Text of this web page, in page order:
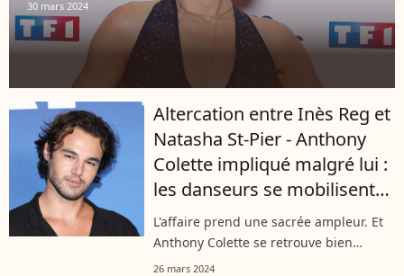
30 mars 2024
Altercation entre Inès Reg et
Natasha St-Pier - Anthony
Colette impliqué malgré lui :
les danseurs se mobilisent
et montent au créneau
L'affaire prend une sacrée ampleur. Et
Anthony Colette se retrouve bien
malheureusement au milieu du clash
26 mars 2024